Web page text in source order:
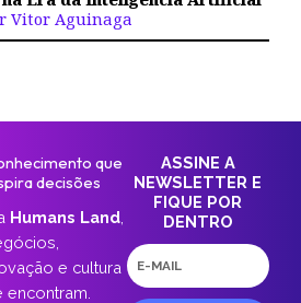
Vitor Aguinaga
que
decisões
Humans Land
e cultura
encontram.
ASSINE A
NEWSLETTER E
FIQUE POR
DENTRO
E-
mail